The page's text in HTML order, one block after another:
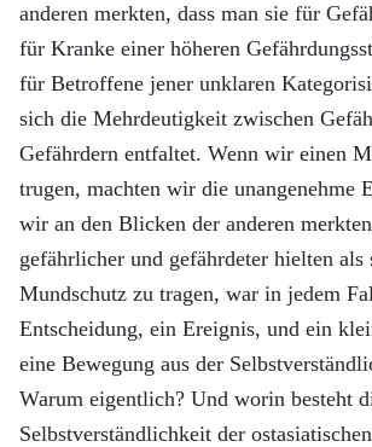
anderen merkten, dass man sie für
für Kranke einer höheren
für Betroffene jener unklaren
sich die Mehrdeutigkeit zwischen
Gefährdern entfaltet. Wenn wir einen
trugen, machten wir die unangenehme
wir an den Blicken der anderen
gefährlicher und gefährdeter hielten als
Mundschutz zu tragen, war in jedem
Entscheidung, ein Ereignis, und ein
eine Bewegung aus der
Warum eigentlich? Und worin besteht
Selbstverständlichkeit der